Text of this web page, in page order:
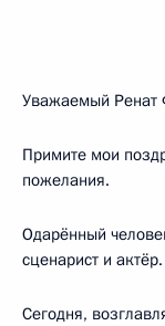
Уважаемый Ренат
Примите мои
пожелания.
Одарённый
сценарист и актёр.
Сегодня,